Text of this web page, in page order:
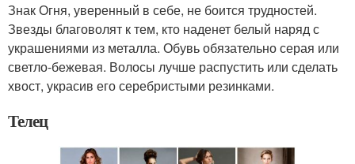
Знак Огня, уверенный в себе, не боится трудностей.
Звезды благоволят к тем, кто наденет белый наряд с
украшениями из металла. Обувь обязательно серая или
светло-бежевая. Волосы лучше распустить или сделать
хвост, украсив его серебристыми резинками.
Телец